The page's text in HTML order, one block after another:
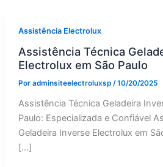
Assistência Electrolux
Assistência Técnica
Electrolux em São Paulo
Por adminsiteelectroluxsp /10/20/2025
Assistência Técnica Geladeira
Paulo: Especializada e Confiável
Geladeira Inverse Electrolux em
[…]